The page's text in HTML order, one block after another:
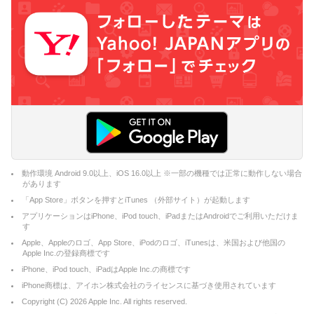
動作環境 Android 9.0以上、iOS 16.0以上 ※一部の機種では正常に動作しない場合
があります
「App Store」ボタンを押すとiTunes （外部サイト）が起動します
アプリケーションはiPhone、iPod touch、iPadまたはAndroidでご利用いただけま
す
Apple、Appleのロゴ、App Store、iPodのロゴ、iTunesは、米国および他国の
Apple Inc.の登録商標です
iPhone、iPod touch、iPadはApple Inc.の商標です
iPhone商標は、アイホン株式会社のライセンスに基づき使用されています
Copyright (C) 2026Apple Inc. All rights reserved.